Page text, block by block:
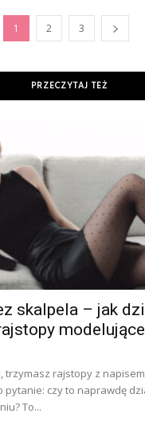
1 2 3
PRZECZYTAJ TEŻ
skalpela – jak
trzymasz rajstopy z
czy to naprawdę
To...